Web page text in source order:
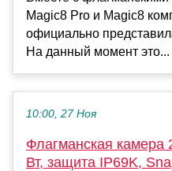
Magic8 Pro и Magic8
официально
На данный момент это...
10:00, 27 Ноя
Флагманская
Вт, защита IP69K,